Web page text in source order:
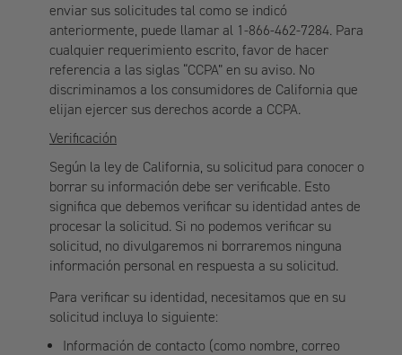
enviar sus solicitudes tal como se indicó
anteriormente, puede llamar al 1-866-462-7284. Para
cualquier requerimiento escrito, favor de hacer
referencia a las siglas “CCPA” en su aviso. No
discriminamos a los consumidores de California que
elijan ejercer sus derechos acorde a CCPA.
Verificación
Según la ley de California, su solicitud para conocer o
borrar su información debe ser verificable. Esto
significa que debemos verificar su identidad antes de
procesar la solicitud. Si no podemos verificar su
solicitud, no divulgaremos ni borraremos ninguna
información personal en respuesta a su solicitud.
Para verificar su identidad, necesitamos que en su
solicitud incluya lo siguiente:
Información de contacto (como nombre, correo